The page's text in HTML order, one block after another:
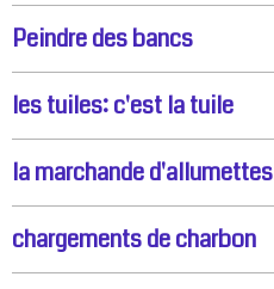
Peindre des bancs
les tuiles: c'est la tuile
la marchande d'allumettes
chargements de charbon